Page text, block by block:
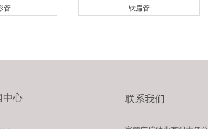
管 钛扁管
中心 联系我们